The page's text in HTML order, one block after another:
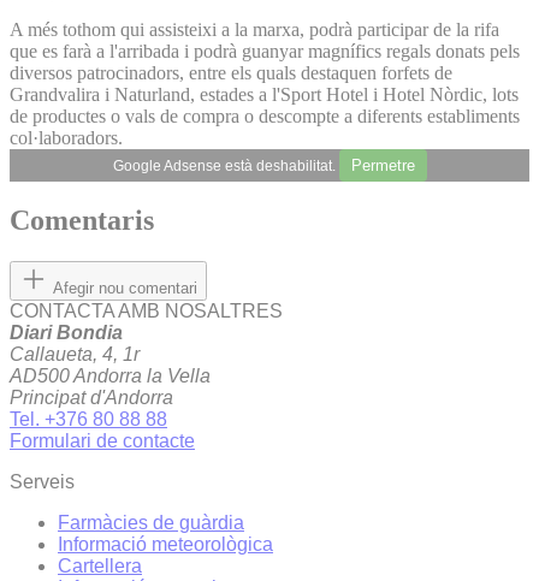
A més tothom qui assisteixi a la marxa, podrà participar de la rifa
que es farà a l'arribada i podrà guanyar magnífics regals donats pels
diversos patrocinadors, entre els quals destaquen forfets de
Grandvalira i Naturland, estades a l'Sport Hotel i Hotel Nòrdic, lots
de productes o vals de compra o descompte a diferents establiments
col·laboradors.
Google Adsense està deshabilitat. Permetre
Comentaris
Afegir nou comentari
CONTACTA AMB NOSALTRES
Diari Bondia
Callaueta, 4, 1r
AD500 Andorra la Vella
Principat d'Andorra
Tel. +376 80 88 88
Formulari de contacte
Serveis
Farmàcies de guàrdia
Informació meteorològica
Cartellera